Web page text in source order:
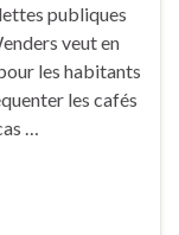
publiques
veut en
les habitants
les cafés
…